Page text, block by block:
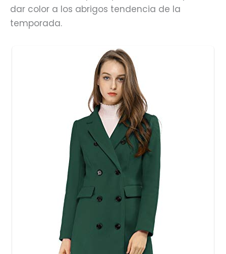
dar color a los abrigos tendencia de la
temporada.